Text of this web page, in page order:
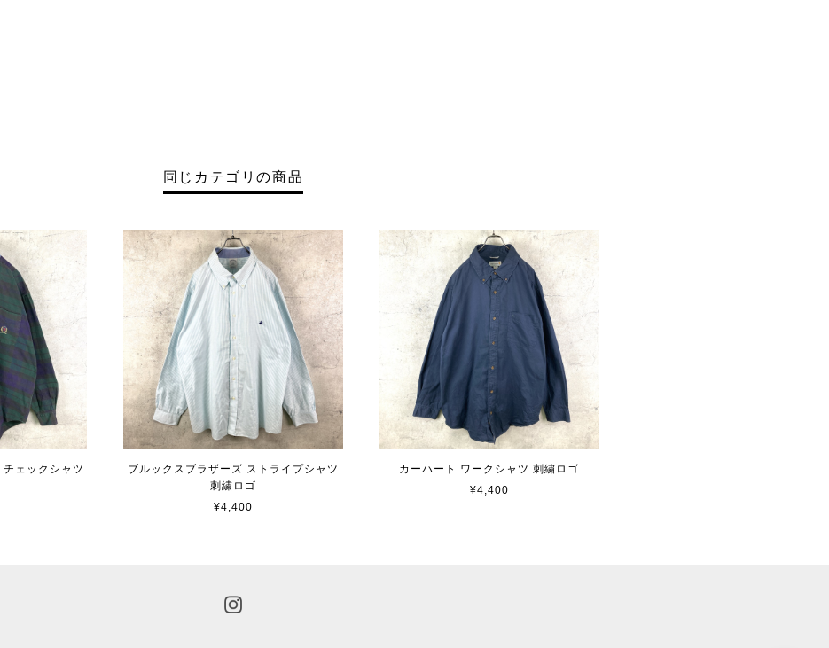
同じカテゴリの商品
ェックシャツ
ブルックスブラザーズ ストライプシャツ
刺繍ロゴ
¥4,400
カーハート ワークシャツ 刺繍ロゴ
¥4,400